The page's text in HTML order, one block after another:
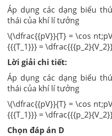
Áp dụng các dạng biểu
thái của khí lí tưởng
\(\dfrac{{pV}}{T} = \cos
{{{T_1}}} =
Lời giải chi tiết:
Áp dụng các dạng biểu
thái của khí lí tưởng
\(\dfrac{{pV}}{T} = \cos
{{{T_1}}} =
Chọn đáp án D